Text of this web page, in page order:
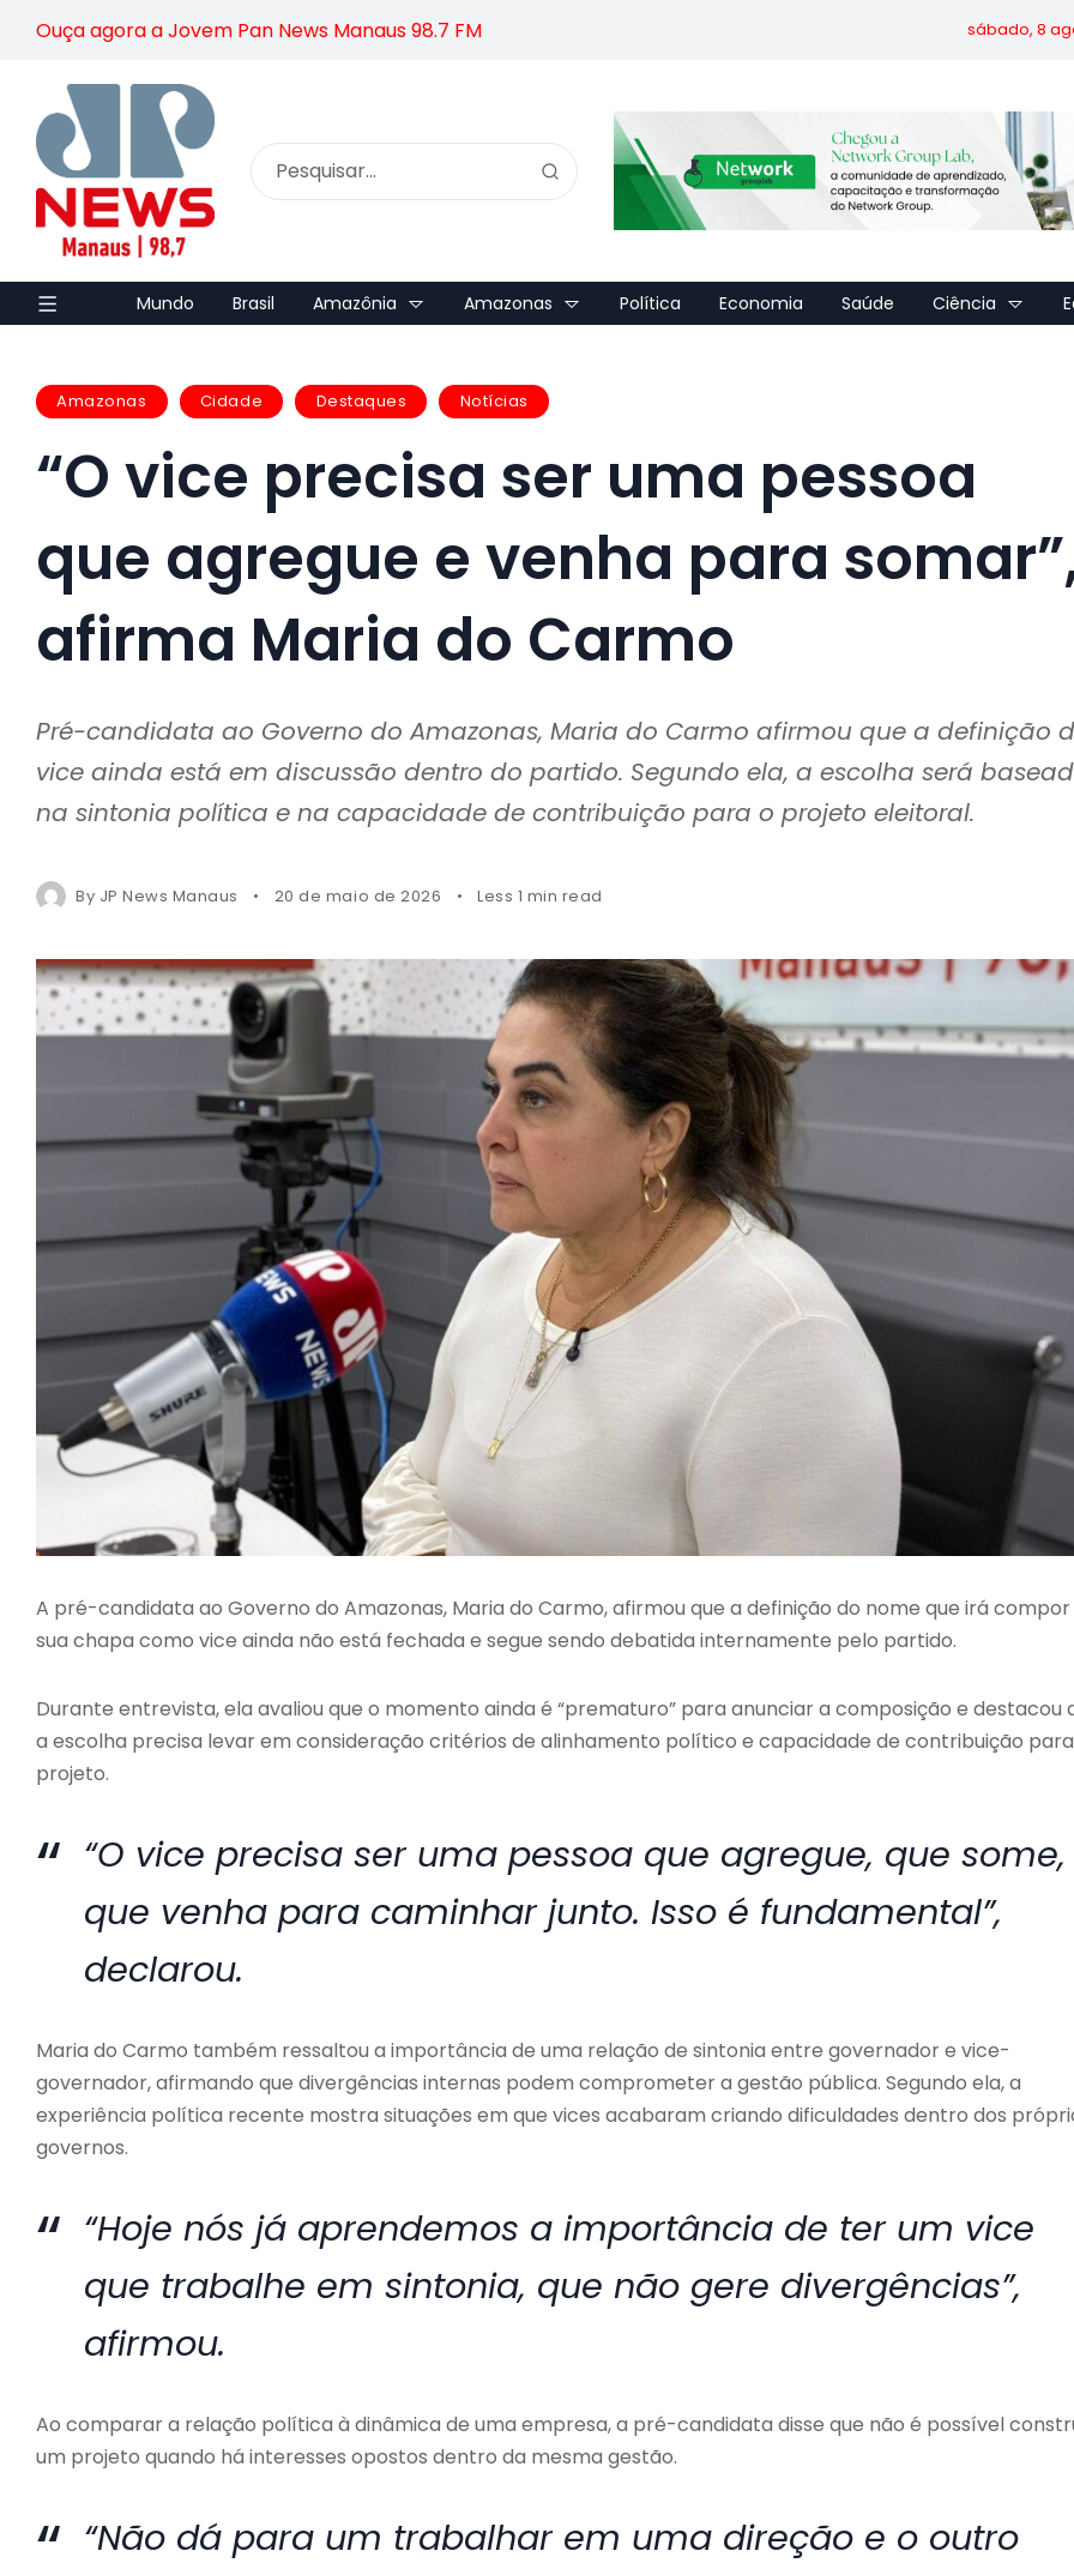
Ouça agora a Jovem Pan News Manaus 98.7 FM sábado, 8
Mundo Brasil Amazônia Amazonas Política Economia Saúde Ciência
Amazonas Cidade Destaques Notícias
“O vice precisa ser uma pessoa
que agregue e venha para
afirma Maria do Carmo
Pré-candidata ao Governo do Amazonas, Maria do Carmo afirmou que a definição
vice ainda está em discussão dentro do partido. Segundo ela, a escolha será
na sintonia política e na capacidade de contribuição para o projeto eleitoral.
By JP News Manaus 20 de maio de 2026 Less 1 min read
A pré-candidata ao Governo do Amazonas, Maria do Carmo, afirmou que a definição do nome que irá compor
sua chapa como vice ainda não está fechada e segue sendo debatida internamente pelo partido.
Durante entrevista, ela avaliou que o momento ainda é “prematuro” para anunciar a composição e destacou
a escolha precisa levar em consideração critérios de alinhamento político e capacidade de contribuição
projeto.
“O vice precisa ser uma pessoa que agregue, que some,
que venha para caminhar junto. Isso é fundamental”,
declarou.
Maria do Carmo também ressaltou a importância de uma relação de sintonia entre governador e vice-
governador, afirmando que divergências internas podem comprometer a gestão pública. Segundo ela, a
experiência política recente mostra situações em que vices acabaram criando dificuldades dentro dos
governos.
“Hoje nós já aprendemos a importância de ter um vice
que trabalhe em sintonia, que não gere divergências”,
afirmou.
Ao comparar a relação política à dinâmica de uma empresa, a pré-candidata disse que não é possível
um projeto quando há interesses opostos dentro da mesma gestão.
“Não dá para um trabalhar em uma direção e o outro